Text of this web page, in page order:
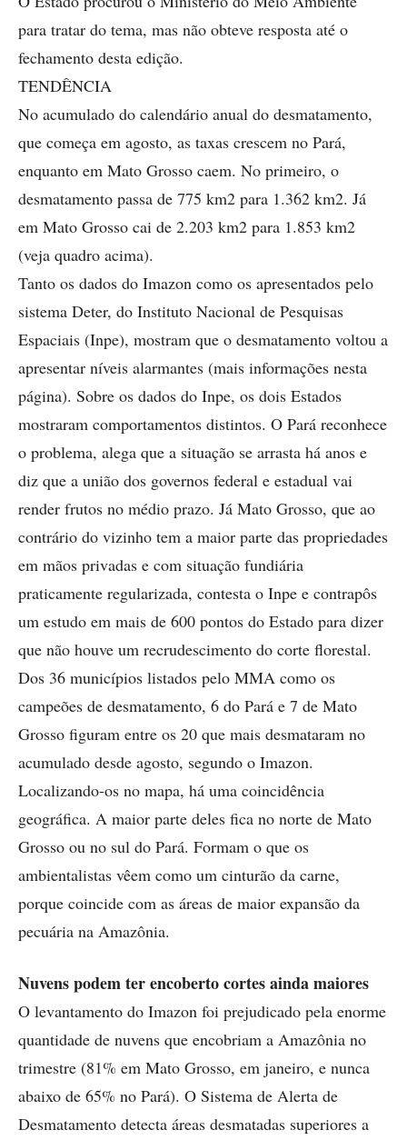
para tratar do tema, mas não obteve resposta até o
fechamento desta edição.
TENDÊNCIA
No acumulado do calendário anual do desmatamento,
que começa em agosto, as taxas crescem no Pará,
enquanto em Mato Grosso caem. No primeiro, o
desmatamento passa de 775 km2 para 1.362 km2. Já
em Mato Grosso cai de 2.203 km2 para 1.853 km2
(veja quadro acima).
Tanto os dados do Imazon como os apresentados pelo
sistema Deter, do Instituto Nacional de Pesquisas
Espaciais (Inpe), mostram que o desmatamento voltou a
apresentar níveis alarmantes (mais informações nesta
página). Sobre os dados do Inpe, os dois Estados
mostraram comportamentos distintos. O Pará reconhece
o problema, alega que a situação se arrasta há anos e
diz que a união dos governos federal e estadual vai
render frutos no médio prazo. Já Mato Grosso, que ao
contrário do vizinho tem a maior parte das propriedades
em mãos privadas e com situação fundiária
praticamente regularizada, contesta o Inpe e contrapôs
um estudo em mais de 600 pontos do Estado para dizer
que não houve um recrudescimento do corte florestal.
Dos 36 municípios listados pelo MMA como os
campeões de desmatamento, 6 do Pará e 7 de Mato
Grosso figuram entre os 20 que mais desmataram no
acumulado desde agosto, segundo o Imazon.
Localizando-os no mapa, há uma coincidência
geográfica. A maior parte deles fica no norte de Mato
Grosso ou no sul do Pará. Formam o que os
ambientalistas vêem como um cinturão da carne,
porque coincide com as áreas de maior expansão da
pecuária na Amazônia.
Nuvens podem ter encoberto cortes ainda maiores
O levantamento do Imazon foi prejudicado pela enorme
quantidade de nuvens que encobriam a Amazônia no
trimestre (81% em Mato Grosso, em janeiro, e nunca
abaixo de 65% no Pará). O Sistema de Alerta de
Desmatamento detecta áreas desmatadas superiores a